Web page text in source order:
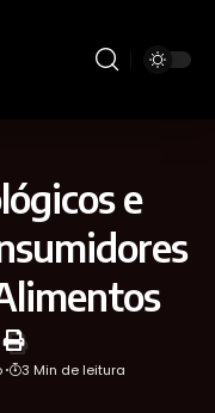
e
3 Min de leitura